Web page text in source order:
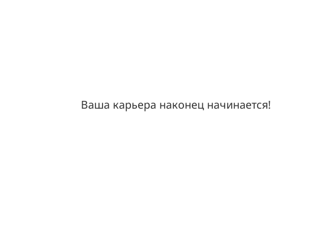
Ваша карьера наконец начинается!